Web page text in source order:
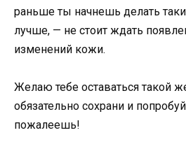
раньше ты начнешь делать
лучше, — не стоит ждать
изменений кожи.
Желаю тебе оставаться такой
обязательно сохрани и
пожалеешь!